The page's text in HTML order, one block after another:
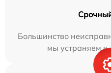
Большинство
мы устраняем в